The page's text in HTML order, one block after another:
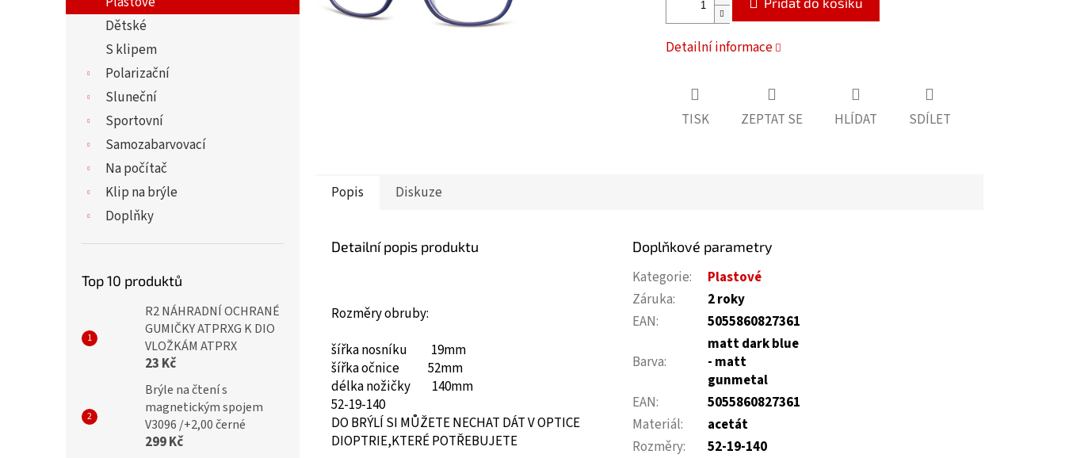
e
Dětské
S klipem
Polarizační
Sluneční
Sportovní
Samozabarvovací
Na počítač
Klip na brýle
Doplňky
Top 10 produktů
R2 NÁHRADNÍ OCHRANÉ
GUMIČKY ATPRXG K DIO
VLOŽKÁM ATPRX
23 Kč
Brýle na čtení s
magnetickým spojem
V3096 /+2,00 černé
299 Kč
Detailní informace
TISK ZEPTAT SE HLÍDAT SDÍLET
Popis Diskuze
Detailní popis produktu
Rozměry obruby:
šířka nosníku 19mm
šířka očnice 52mm
délka nožičky 140mm
52-19-140
DO BRÝLÍ SI MŮŽETE NECHAT DÁT V OPTICE
DIOPTRIE,KTERÉ POTŘEBUJETE
Doplňkové parametry
Kategorie:
Plastové
Záruka:
2 roky
EAN: 5055860827361
Barva:
matt dark blue
- matt
gunmetal
EAN:
5055860827361
Materiál:
acetát
Rozměry: 52-19-140